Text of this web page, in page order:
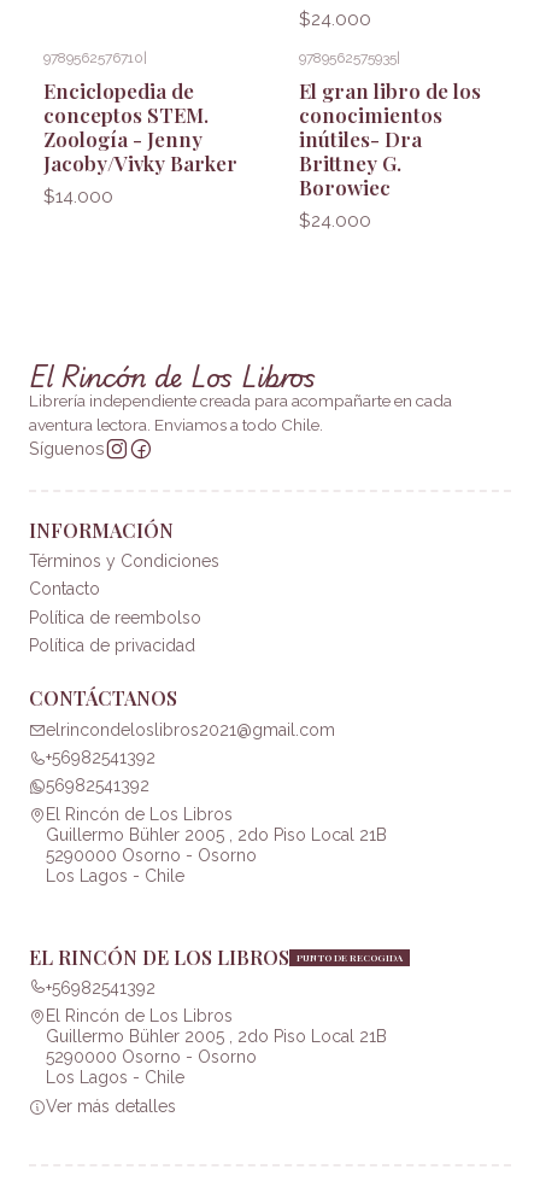
$24.000
9789562576710|
Enciclopedia de
conceptos STEM.
Zoología - Jenny
Jacoby/Vivky Barker
$14.000
9789562575935|
El gran libro de los
conocimientos
inútiles- Dra
Brittney G.
Borowiec
$24.000
El Rincón de Los Libros
Librería independiente creada para acompañarte en cada
aventura lectora. Enviamos a todo Chile.
Síguenos
INFORMACIÓN
Términos y Condiciones
Contacto
Política de reembolso
Política de privacidad
CONTÁCTANOS
elrincondeloslibros2021@gmail.com
+56982541392
56982541392
El Rincón de Los Libros
Guillermo Bühler 2005 , 2do Piso Local 21B
5290000 Osorno - Osorno
Los Lagos - Chile
EL RINCÓN DE LOS LIBROS PUNTO DE RECOGIDA
+56982541392
El Rincón de Los Libros
Guillermo Bühler 2005 , 2do Piso Local 21B
5290000 Osorno - Osorno
Los Lagos - Chile
Ver más detalles